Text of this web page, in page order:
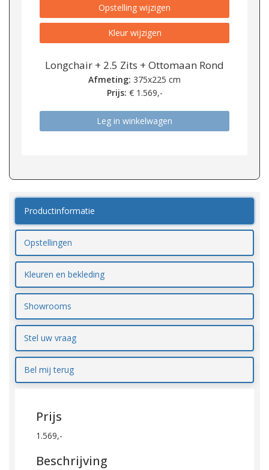
Opstelling wijzigen
Kleur wijzigen
Longchair + 2.5 Zits + Ottomaan Rond
Afmeting: 375x225 cm
Prijs: € 1.569,-
Leg in winkelwagen
Productinformatie
Opstellingen
Kleuren en bekleding
Showrooms
Stel uw vraag
Bel mij terug
Prijs
1.569,-
Beschrijving